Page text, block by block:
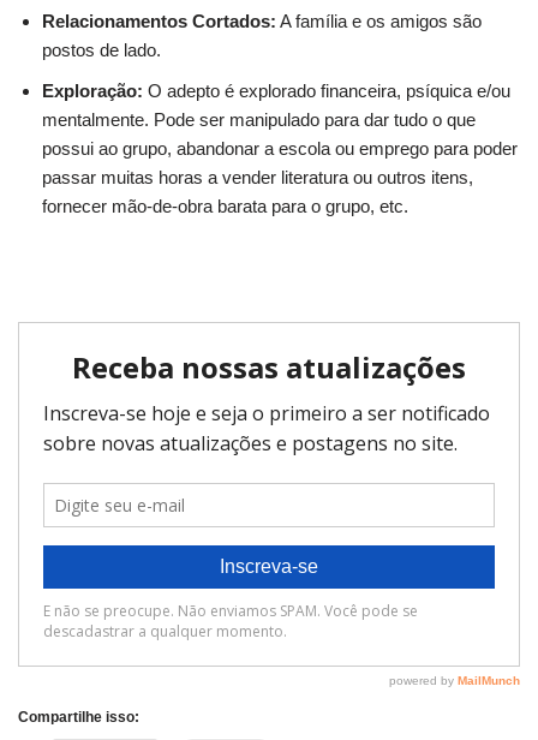
Relacionamentos Cortados: A família e os amigos são
postos de lado.
Exploração: O adepto é explorado financeira, psíquica e/ou
mentalmente. Pode ser manipulado para dar tudo o que
possui ao grupo, abandonar a escola ou emprego para poder
passar muitas horas a vender literatura ou outros itens,
fornecer mão-de-obra barata para o grupo, etc.
Compartilhe isso: